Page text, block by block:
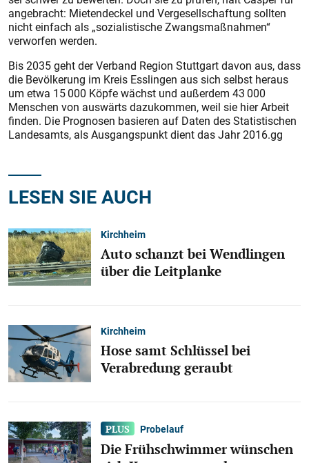
angebracht: Mietendeckel und Vergesellschaftung sollten
nicht einfach als „sozialistische Zwangsmaßnahmen“
verworfen werden.
Bis 2035 geht der Verband Region Stuttgart davon aus, dass
die Bevölkerung im Kreis Esslingen aus sich selbst heraus
um etwa 15 000 Köpfe wächst und außerdem 43 000
Menschen von auswärts dazukommen, weil sie hier Arbeit
finden. Die Prognosen basieren auf Daten des Statistischen
Landesamts, als Ausgangspunkt dient das Jahr 2016.gg
LESEN SIE AUCH
Kirchheim
Auto schanzt bei Wendlingen
über die Leitplanke
Kirchheim
Hose samt Schlüssel bei
Verabredung geraubt
Probelauf
Die Frühschwimmer wünschen